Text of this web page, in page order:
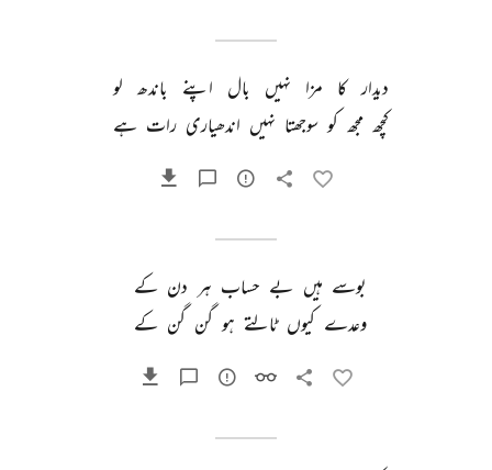
دیدار کا مزا نہیں بال اپنے باندھ لو
کچھ مجھ کو سوجھتا نہیں اندھیاری رات ہے
بوسے ہیں بے حساب ہر دن کے
وعدے کیوں ٹالتے ہو گن گن کے